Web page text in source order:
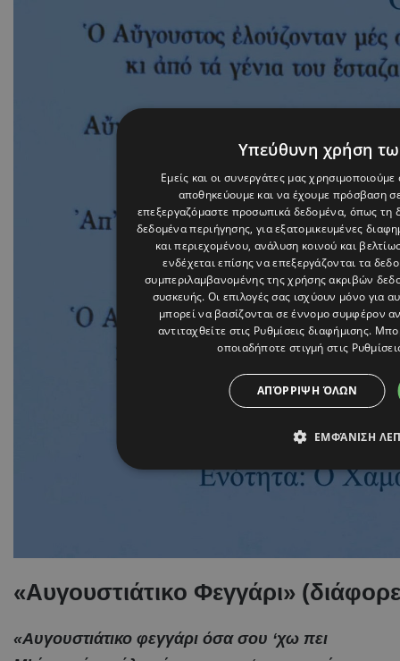
«Αυγουστιάτικο Φεγγάρι»
«Αυγουστιάτικο φεγγάρι όσα σου ‘χω πει
Υπεύθυνη χρήση
Εμείς και οι συνεργάτες μας
αποθηκεύουμε και να έχουμε πρόσβαση
επεξεργαζόμαστε προσωπικά δεδομένα, όπως τη
δεδομένα περιήγησης, για εξατομικευμένες
και περιεχομένου, ανάλυση κοινού και
ενδέχεται επίσης να επεξεργάζονται τα
συμπεριλαμβανομένης της χρήσης ακριβών
συσκευής. Οι επιλογές σας ισχύουν μόνο για
μπορεί να βασίζονται σε έννομο συμφέρον
αντιταχθείτε στις Ρυθμίσεις διαφήμισης.
οποιαδήποτε στιγμή στις
ΑΠΌΡΡΙΨΗ ΌΛΩΝ
ΕΜΦΆΝΙΣΗ